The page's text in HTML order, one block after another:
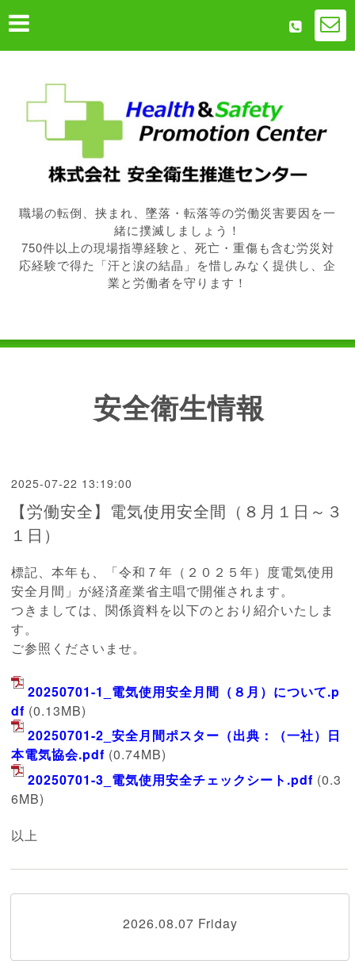
職場の転倒、挟まれ、墜落・転落等の労働災害要因を一
緒に撲滅しましょう！
750件以上の現場指導経験と、死亡・重傷も含む労災対
応経験で得た「汗と涙の結晶」を惜しみなく提供し、企
業と労働者を守ります！
安全衛生情報
2025-07-22 13:19:00
【労働安全】電気使用安全間（８月１日～３
１日）
標記、本年も、「令和７年（２０２５年）度電気使用
安全月間」が経済産業省主唱で開催されます。
つきましては、関係資料を以下のとおり紹介いたしま
す。
ご参照くださいませ。
20250701-1_電気使用安全月間（８月）について.p
df (0.13MB)
20250701-2_安全月間ポスター（出典：（一社）日
本電気協会.pdf (0.74MB)
20250701-3_電気使用安全チェックシート.pdf (0.3
6MB)
以上
2026.08.07 Friday